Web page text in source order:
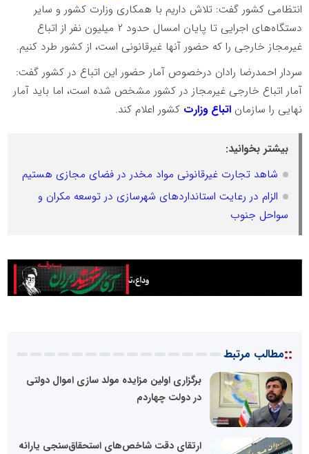
انتظامی کشور گفت: تلاش داریم با همکاری وزارت کشور و سایر
دستگاه‌های اجرایی تا پایان امسال حدود ۲ میلیون نفر از اتباع
غیرمجاز خارجی را که حضور آنها غیرقانونی است، از کشور طرد کنیم.
سردار احمدرضا رادان درخصوص آمار حضور این اتباع در کشور گفت:
آمار اتباع خارجی غیرمجاز در کشور مشخص شده است، اما باید آمار
نهایی را سازماناتباع وزارت کشور اعلام کند.
بیشتر بخوانید:
شاهد تجارت غیرقانونی مواد مخدر در فضای مجازی هستیم
الزام در رعایت استاندار‌دهای شهرسازی در توسعه مکران و
سواحل جنوب
::مطالب مرتبط
برگزاری اولین مزایده مولد سازی اموال دولتی
در دولت چهاردم
ارتقای دقت شاخص‌های استحقاق‌سنجی یارانه